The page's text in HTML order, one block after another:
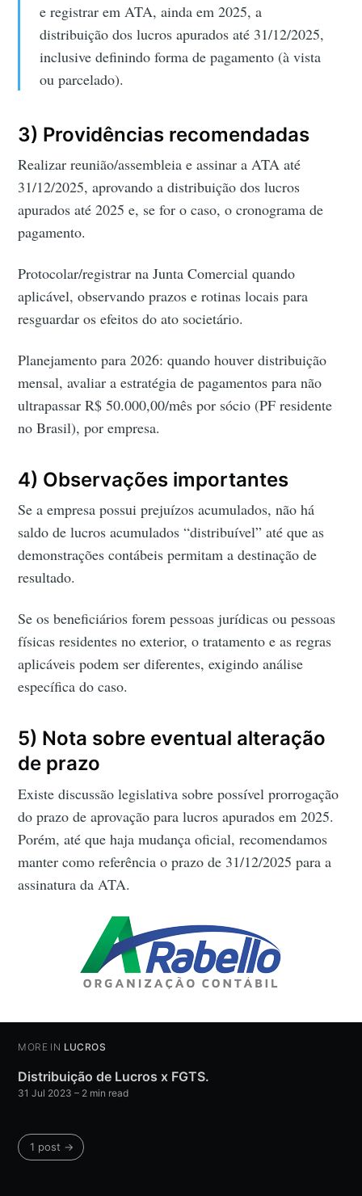
e registrar em ATA, ainda em 2025, a
distribuição dos lucros apurados até 31/12/2025,
inclusive definindo forma de pagamento (à vista
ou parcelado).
3) Providências recomendadas
Realizar reunião/assembleia e assinar a ATA até
31/12/2025, aprovando a distribuição dos lucros
apurados até 2025 e, se for o caso, o cronograma de
pagamento.
Protocolar/registrar na Junta Comercial quando
aplicável, observando prazos e rotinas locais para
resguardar os efeitos do ato societário.
Planejamento para 2026: quando houver distribuição
mensal, avaliar a estratégia de pagamentos para não
ultrapassar R$ 50.000,00/mês por sócio (PF residente
no Brasil), por empresa.
4) Observações importantes
Se a empresa possui prejuízos acumulados, não há
saldo de lucros acumulados “distribuível” até que as
demonstrações contábeis permitam a destinação de
resultado.
Se os beneficiários forem pessoas jurídicas ou pessoas
físicas residentes no exterior, o tratamento e as regras
aplicáveis podem ser diferentes, exigindo análise
específica do caso.
5) Nota sobre eventual alteração
de prazo
Existe discussão legislativa sobre possível prorrogação
do prazo de aprovação para lucros apurados em 2025.
Porém, até que haja mudança oficial, recomendamos
manter como referência o prazo de 31/12/2025 para a
assinatura da ATA.
MORE IN LUCROS
Distribuição de Lucros x FGTS.
31 Jul 2023 – 2 min read
1 post →